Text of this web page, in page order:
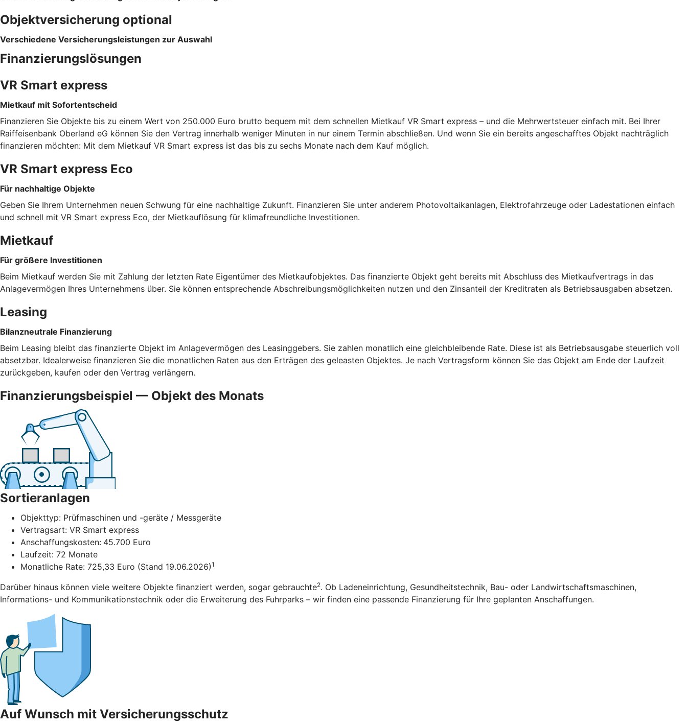
Objektversicherung optional
Verschiedene Versicherungsleistungen zur Auswahl
Finanzierungslösungen
VR Smart express
Mietkauf mit Sofortentscheid
Finanzieren Sie Objekte bis zu einem Wert von 250.000 Euro brutto bequem mit dem schnellen Mietkauf VR Smart express – und die Mehrwertsteuer einfach mit. Bei Ihrer
Raiffeisenbank Oberland eG können Sie den Vertrag innerhalb weniger Minuten in nur einem Termin abschließen. Und wenn Sie ein bereits angeschafftes Objekt nachträglich
finanzieren möchten: Mit dem Mietkauf VR Smart express ist das bis zu sechs Monate nach dem Kauf möglich.
VR Smart express Eco
Für nachhaltige Objekte
Geben Sie Ihrem Unternehmen neuen Schwung für eine nachhaltige Zukunft. Finanzieren Sie unter anderem Photovoltaikanlagen, Elektrofahrzeuge oder Ladestationen einfach
und schnell mit VR Smart express Eco, der Mietkauflösung für klimafreundliche Investitionen.
Mietkauf
Für größere Investitionen
Beim Mietkauf werden Sie mit Zahlung der letzten Rate Eigentümer des Mietkaufobjektes. Das finanzierte Objekt geht bereits mit Abschluss des Mietkaufvertrags in das
Anlagevermögen Ihres Unternehmens über. Sie können entsprechende Abschreibungsmöglichkeiten nutzen und den Zinsanteil der Kreditraten als Betriebsausgaben absetzen.
Leasing
Bilanzneutrale Finanzierung
Beim Leasing bleibt das finanzierte Objekt im Anlagevermögen des Leasinggebers. Sie zahlen monatlich eine gleichbleibende Rate. Diese ist als Betriebsausgabe steuerlich voll
absetzbar. Idealerweise finanzieren Sie die monatlichen Raten aus den Erträgen des geleasten Objektes. Je nach Vertragsform können Sie das Objekt am Ende der Laufzeit
zurückgeben, kaufen oder den Vertrag verlängern.
Finanzierungsbeispiel — Objekt des Monats
Sortieranlagen
Objekttyp: Prüfmaschinen und -geräte / Messgeräte
Vertragsart: VR Smart express
Anschaffungskosten: 45.700 Euro
Laufzeit: 72 Monate
Monatliche Rate: 725,33 Euro (Stand 19.06.2026)1
Darüber hinaus können viele weitere Objekte finanziert werden, sogar gebrauchte2. Ob Ladeneinrichtung, Gesundheitstechnik, Bau- oder Landwirtschaftsmaschinen,
Informations- und Kommunikationstechnik oder die Erweiterung des Fuhrparks – wir finden eine passende Finanzierung für Ihre geplanten Anschaffungen.
Auf Wunsch mit Versicherungsschutz